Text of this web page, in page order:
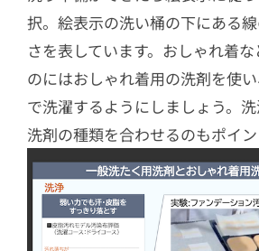
択。絵表示の洗い桶の下にある
さを表しています。おしゃれ着
のにはおしゃれ着用の洗剤を使
で洗濯するようにしましょう。
洗剤の種類を合わせるのもポイン